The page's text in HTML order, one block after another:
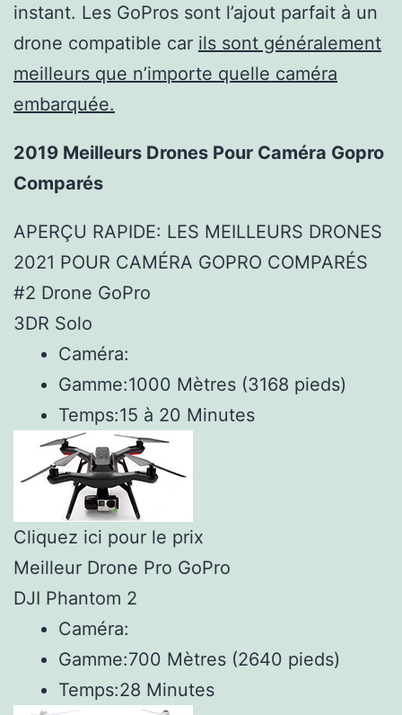
instant. Les GoPros sont l’ajout parfait à un
drone compatible car ils sont généralement
meilleurs que n’importe quelle caméra
embarquée.
2019 Meilleurs Drones Pour Caméra Gopro
Comparés
APERÇU RAPIDE: LES MEILLEURS DRONES
2021 POUR CAMÉRA GOPRO COMPARÉS
#2 Drone GoPro
3DR Solo
Caméra:
Gamme:1000 Mètres (3168 pieds)
Temps:15 à 20 Minutes
Cliquez ici pour le prix
Meilleur Drone Pro GoPro
DJI Phantom 2
Caméra:
Gamme:700 Mètres (2640 pieds)
Temps:28 Minutes